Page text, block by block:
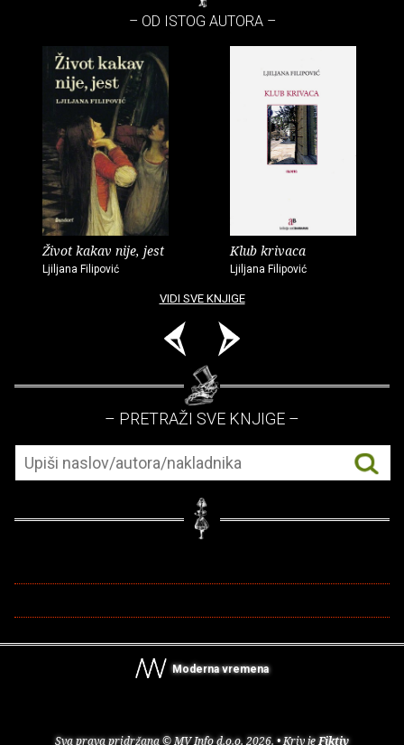
– OD ISTOG AUTORA –
Život kakav nije, jest
Ljiljana Filipović
Klub krivaca
Ljiljana Filipović
VIDI SVE KNJIGE
– PRETRAŽI SVE KNJIGE –
Moderna vremena
Sva prava pridržana © MV Info d.o.o. 2026. • Kriv jeFiktiv